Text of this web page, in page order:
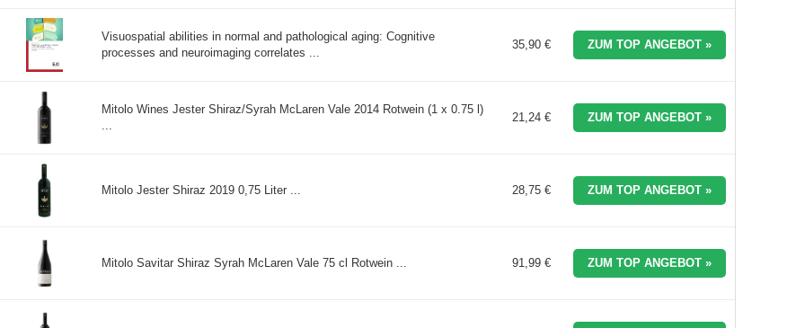
Visuospatial abilities in normal and pathological aging: Cognitive
processes and neuroimaging correlates ...
35,90 € ZUM TOP ANGEBOT »
Mitolo Wines Jester Shiraz/Syrah McLaren Vale 2014 Rotwein (1 x 0.75 l)
...
21,24 € ZUM TOP ANGEBOT »
Mitolo Jester Shiraz 2019 0,75 Liter ... 28,75 € ZUM TOP ANGEBOT »
Mitolo Savitar Shiraz Syrah McLaren Vale 75 cl Rotwein ... 91,99 € ZUM TOP ANGEBOT »